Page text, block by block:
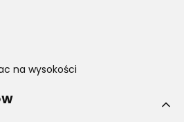
na wysokości